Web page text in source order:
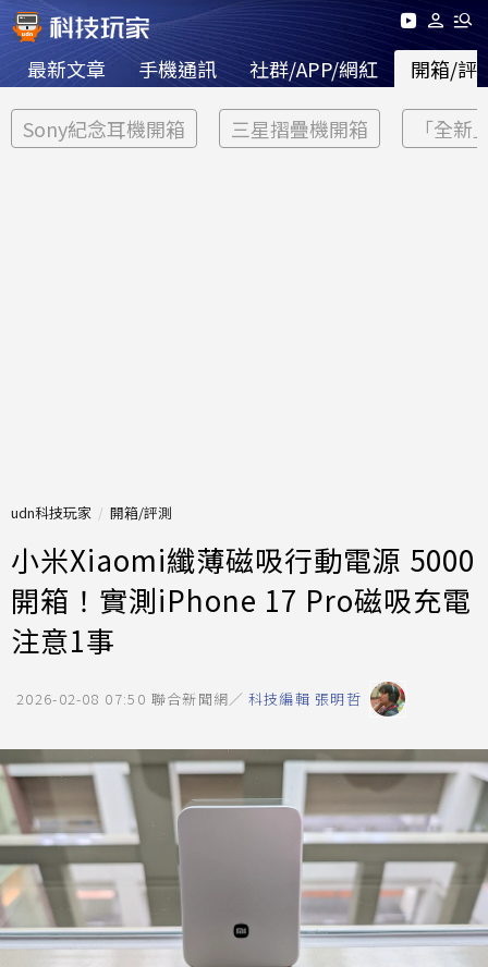
最新文章 手機通訊 社群/APP/網紅 開箱/評
Sony紀念耳機開箱 三星摺疊機開箱 「全新
udn科技玩家 開箱/評測
小米Xiaomi纖薄磁吸行動電源 5000
開箱！實測iPhone 17 Pro磁吸充電
注意1事
2026-02-08 07:50 聯合新聞網／ 科技編輯 張明哲